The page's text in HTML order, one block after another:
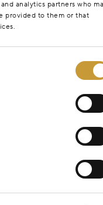
analytics partners who
provided to them or that